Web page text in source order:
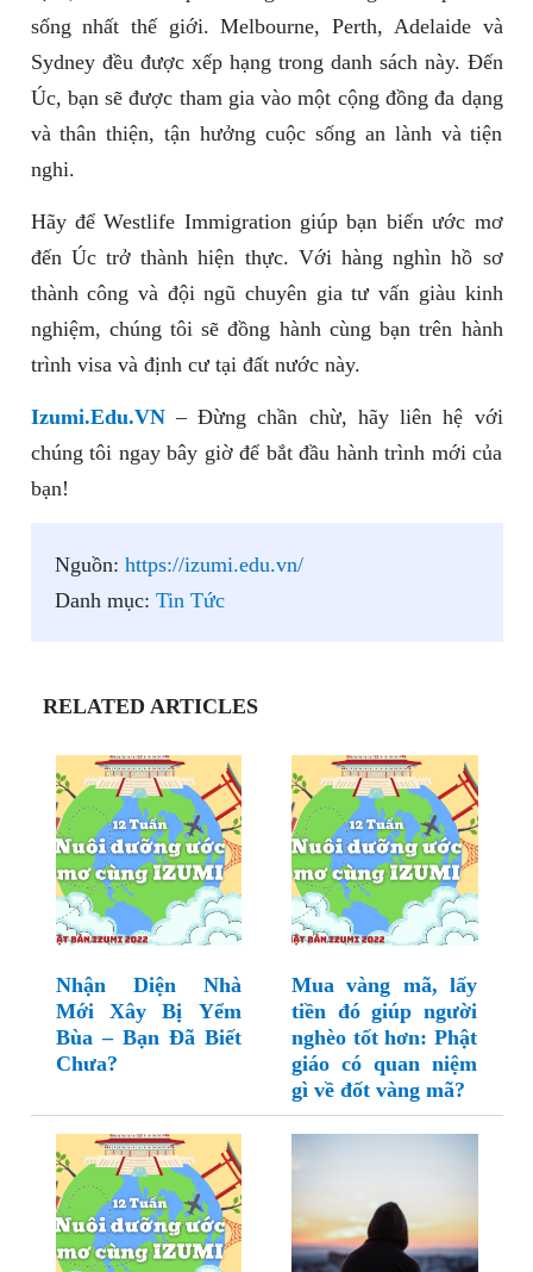
sống nhất thế giới. Melbourne, Perth, Adelaide và
Sydney đều được xếp hạng trong danh sách này. Đến
Úc, bạn sẽ được tham gia vào một cộng đồng đa dạng
và thân thiện, tận hưởng cuộc sống an lành và tiện
nghi.
Hãy để Westlife Immigration giúp bạn biến ước mơ
đến Úc trở thành hiện thực. Với hàng nghìn hồ sơ
thành công và đội ngũ chuyên gia tư vấn giàu kinh
nghiệm, chúng tôi sẽ đồng hành cùng bạn trên hành
trình visa và định cư tại đất nước này.
Izumi.Edu.VN– Đừng chần chừ, hãy liên hệ với
chúng tôi ngay bây giờ để bắt đầu hành trình mới của
bạn!
Nguồn: https://izumi.edu.vn/
Danh mục: Tin Tức
RELATED ARTICLES
Nhận Diện Nhà
Mới Xây Bị Yểm
Bùa – Bạn Đã Biết
Chưa?
Mua vàng mã, lấy
tiền đó giúp người
nghèo tốt hơn: Phật
giáo có quan niệm
gì về đốt vàng mã?